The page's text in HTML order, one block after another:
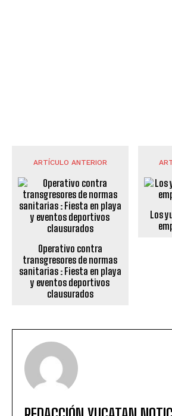
ARTÍCULO ANTERIOR
Operativo contra
transgresores de normas
sanitarias : Fiesta en playa
y eventos deportivos
clausurados
Los